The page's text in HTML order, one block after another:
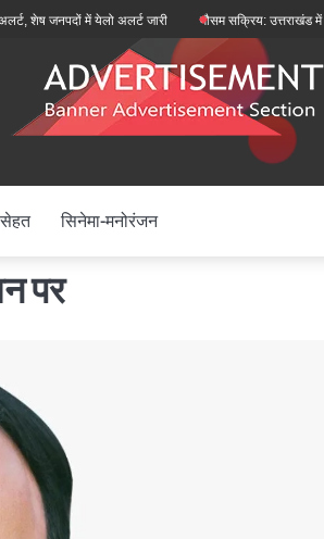
में येलो अलर्ट जारी मौसम सक्रिय: उत्तराखंड में मानसून फिर
सेहत सिनेमा-मनोरंजन
पर